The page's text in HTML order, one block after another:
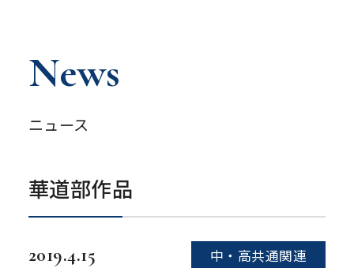
News
ニュース
華道部作品
2019.4.15 中・高共通関連